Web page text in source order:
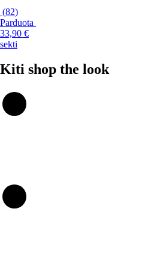
(82)
Parduota
33,90 €
sekti
Kiti shop the look